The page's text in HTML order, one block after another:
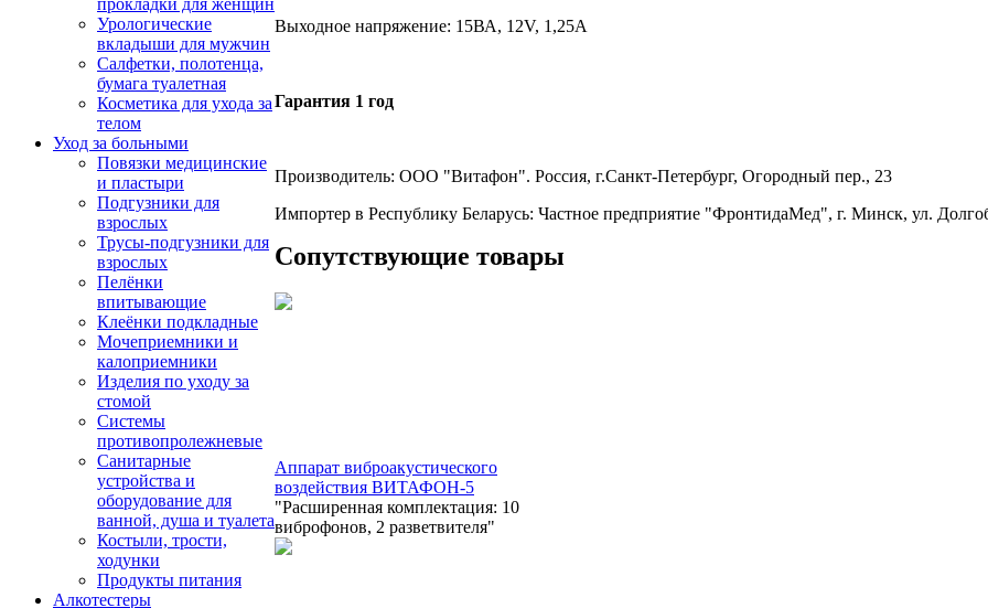
прокладки для женщин
Урологические
вкладыши для мужчин
Салфетки, полотенца,
бумага туалетная
Косметика для ухода за
телом
Уход за больными
Повязки медицинские
и пластыри
Подгузники для
взрослых
Трусы-подгузники для
взрослых
Пелёнки
впитывающие
Клеёнки подкладные
Мочеприемники и
калоприемники
Изделия по уходу за
стомой
Системы
противопролежневые
Санитарные
устройства и
оборудование для
ванной, душа и туалета
Костыли, трости,
ходунки
Продукты питания
Алкотестеры
Выходное напряжение: 15ВА, 12V, 1,25A
Гарантия 1 год
Производитель: ООО "Витафон". Россия, г.Санкт-Петербург, Огородный пер., 23
Импортер в Республику Беларусь: Частное предприятие "ФронтидаМед", г. Минск, ул.
Сопутствующие товары
Аппарат виброакустического
воздействия ВИТАФОН-5
"Расширенная комплектация: 10
виброфонов, 2 разветвителя"